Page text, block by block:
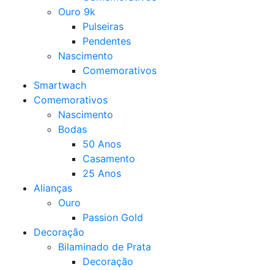
Ouro 9k
Pulseiras
Pendentes
Nascimento
Comemorativos
Smartwach
Comemorativos
Nascimento
Bodas
50 Anos
Casamento
25 Anos
Alianças
Ouro
Passion Gold
Decoração
Bilaminado de Prata
Decoração